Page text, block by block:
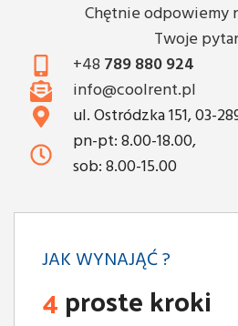
Chętnie odpowiemy
Twoje
+48 789 880 924
info@coolrent.pl
ul. Ostródzka 151, 03-
pn-pt: 8.00-18.00,
sob: 8.00-15.00
JAK WYNAJĄĆ ?
4proste kroki